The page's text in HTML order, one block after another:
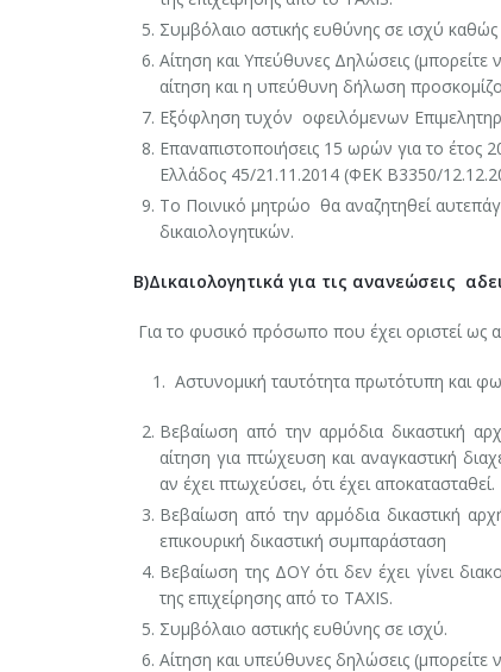
Συμβόλαιο αστικής ευθύνης σε ισχύ
Αίτηση και Υπεύθυνες Δηλώσεις
αίτηση και η υπεύθυνη δήλωση
Εξόφληση τυχόν οφειλόμενων
Επαναπιστοποιήσεις 15 ωρών για το έτος
Ελλάδος 45/21.11.2014 (ΦΕΚ Β3350/
Το Ποινικό μητρώο θα αναζητηθεί
δικαιολογητικών.
Β)Δικαιολογητικά για τις ανανεώσεις
Για το φυσικό πρόσωπο που έχει οριστεί ως
1. Αστυνομική ταυτότητα πρωτότυπη και
Βεβαίωση από την αρμόδια δικαστική
αίτηση για πτώχευση και αναγκαστική
αν έχει πτωχεύσει, ότι έχει αποκατασταθεί.
Βεβαίωση από την αρμόδια δικαστική
επικουρική δικαστική συμπαράσταση
Βεβαίωση της ΔΟΥ ότι δεν έχει γίνει
της επιχείρησης από το TAXIS.
Συμβόλαιο αστικής ευθύνης σε ισχύ.
Αίτηση και υπεύθυνες δηλώσεις